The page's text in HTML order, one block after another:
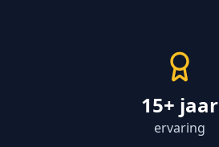
15+ jaar
ervaring